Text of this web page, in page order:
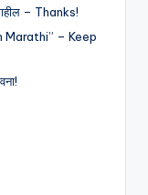
– Thanks!
Marathi” – Keep